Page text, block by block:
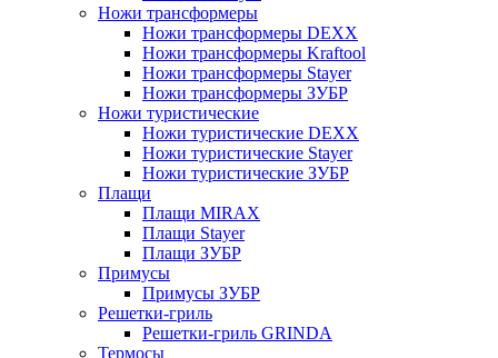
Ножи трансформеры
Ножи трансформеры DEXX
Ножи трансформеры Kraftool
Ножи трансформеры Stayer
Ножи трансформеры ЗУБР
Ножи туристические
Ножи туристические DEXX
Ножи туристические Stayer
Ножи туристические ЗУБР
Плащи
Плащи MIRAX
Плащи Stayer
Плащи ЗУБР
Примусы
Примусы ЗУБР
Решетки-гриль
Решетки-гриль GRINDA
Термосы